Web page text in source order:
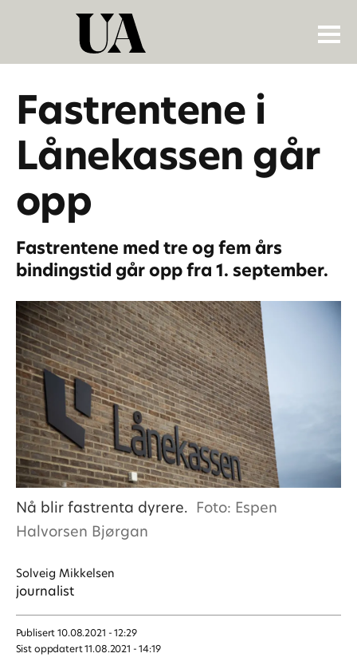
Fastrentene i
Lånekassen går
opp
Fastrentene med tre og fem års
bindingstid går opp fra 1. september.
Nå blir fastrenta dyrere. Foto: Espen
Halvorsen Bjørgan
Solveig Mikkelsen
journalist
Publisert 10.08.2021 - 12:29
Sist oppdatert 11.08.2021 - 14:19